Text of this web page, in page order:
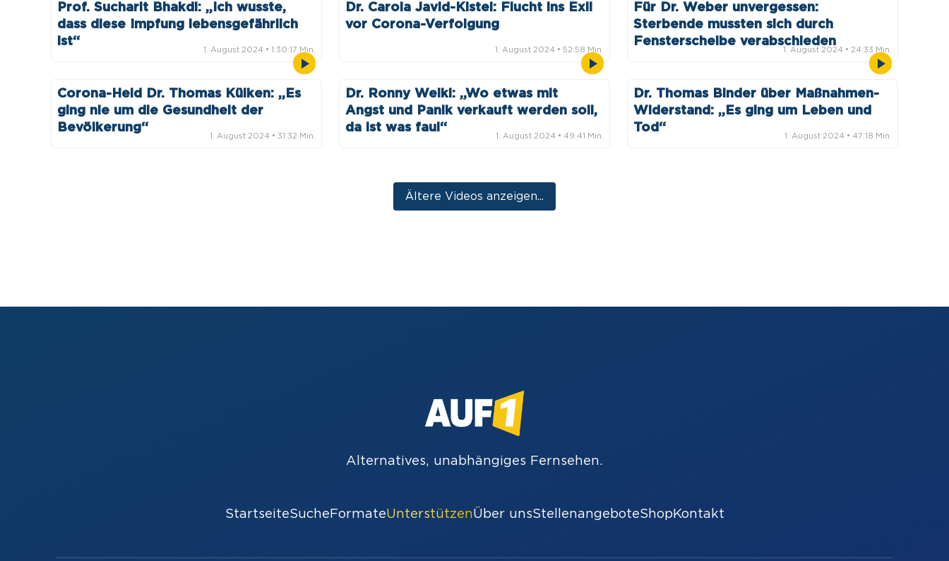
Prof. Sucharit Bhakdi: „Ich wusste,
dass diese Impfung lebensgefährlich
ist“
1. August 2024 • 1:30:17 Min.
Dr. Carola Javid-Kistel: Flucht ins Exil
vor Corona-Verfolgung
1. August 2024 • 52:58 Min.
Für Dr. Weber unvergessen:
Sterbende mussten sich durch
Fensterscheibe verabschieden
1. August 2024 • 24:33 Min.
Corona-Held Dr. Thomas Külken: „Es
ging nie um die Gesundheit der
Bevölkerung“
1. August 2024 • 31:32 Min.
Dr. Ronny Weikl: „Wo etwas mit
Angst und Panik verkauft werden soll,
da ist was faul“
1. August 2024 • 49:41 Min.
Dr. Thomas Binder über Maßnahmen-
Widerstand: „Es ging um Leben und
Tod“
1. August 2024 • 47:18 Min.
Ältere Videos anzeigen...
Alternatives, unabhängiges Fernsehen.
StartseiteSuche FormateUnterstützenÜber unsStellenangeboteShop Kontakt